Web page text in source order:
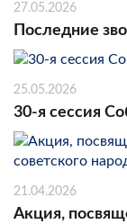
27.05.2026
Последние
25.05.2026
30-я сессия
21.04.2026
Акция,